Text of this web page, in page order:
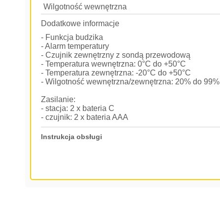
Wilgotność wewnętrzna
Dodatkowe informacje
- Funkcja budzika
- Alarm temperatury
- Czujnik zewnętrzny z sondą przewodową
- Temperatura wewnętrzna: 0°C do +50°C
- Temperatura zewnętrzna: -20°C do +50°C
- Wilgotność wewnętrzna/zewnętrzna: 20% do 99%
Zasilanie:
- stacja: 2 x bateria C
- czujnik: 2 x bateria AAA
Instrukcja obsługi